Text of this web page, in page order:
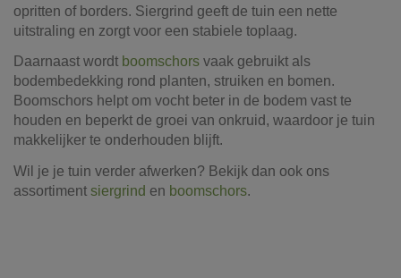
opritten of borders. Siergrind geeft de tuin een nette
uitstraling en zorgt voor een stabiele toplaag.
Daarnaast wordt boomschors vaak gebruikt als
bodembedekking rond planten, struiken en bomen.
Boomschors helpt om vocht beter in de bodem vast te
houden en beperkt de groei van onkruid, waardoor je tuin
makkelijker te onderhouden blijft.
Wil je je tuin verder afwerken? Bekijk dan ook ons
assortiment siergrind en boomschors.